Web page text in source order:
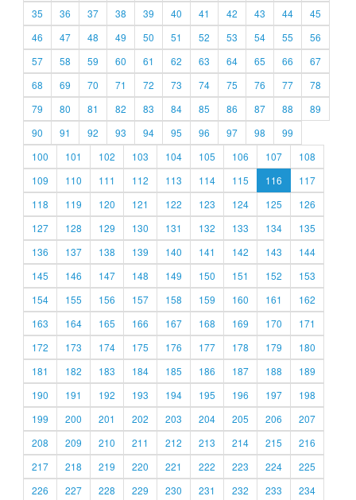
35
36 37 38 39 40 41 42 43 44
45
46
47 48 49 50 51 52 53 54 55
56
57
58 59 60 61 62 63 64 65 66
67
68
69 70 71 72 73 74 75 76 77
78
79
80 81 82 83 84 85 86 87 88
89
90
91 92 93 94 95 96 97 98
99
100
101 102 103 104 105 106 107
108
109
110 111 112 113 114 115 116
117
118
119 120 121 122 123 124 125
126
127
128 129 130 131 132 133 134
135
136
137 138 139 140 141 142 143
144
145
146 147 148 149 150 151 152
153
154
155 156 157 158 159 160 161
162
163
164 165 166 167 168 169 170
171
172
173 174 175 176 177 178 179
180
181
182 183 184 185 186 187 188
189
190
191 192 193 194 195 196 197
198
199
200 201 202 203 204 205 206
207
208
209 210 211 212 213 214 215
216
217
218 219 220 221 222 223 224
225
226
227 228 229 230 231 232 233 234